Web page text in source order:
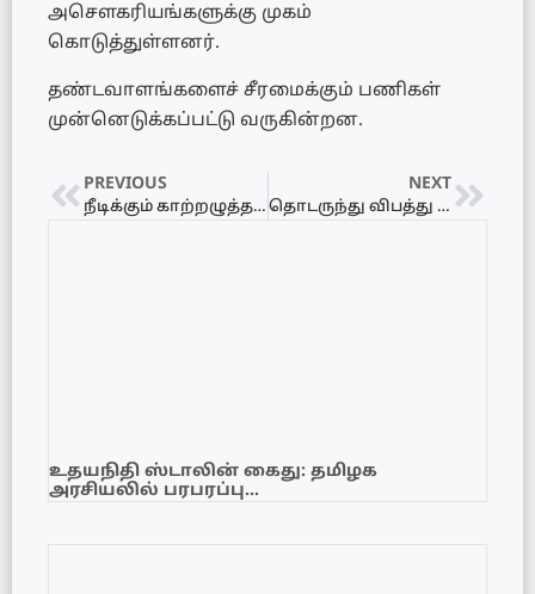
அசௌகரியங்களுக்கு முகம்
கொடுத்துள்ளனர்.
தண்டவாளங்களைச் சீரமைக்கும் பணிகள்
முன்னெடுக்கப்பட்டு வருகின்றன.
PREVIOUS
நீடிக்கும் காற்றழுத்த தாழ்வுப் பகுதி! – பல மாகாணங்களுக்கு இடியுடன் கூடிய கனமழை எச்சரிக்கை!
NEXT
தொடருந்து விபத்து தொடர்பில் தண்டவாளத்தில் ஆணிகளைக் கழற்றியதாக ஒருவர் கைது
உதயநிதி ஸ்டாலின் கைது: தமிழக
அரசியலில் பரபரப்பு…